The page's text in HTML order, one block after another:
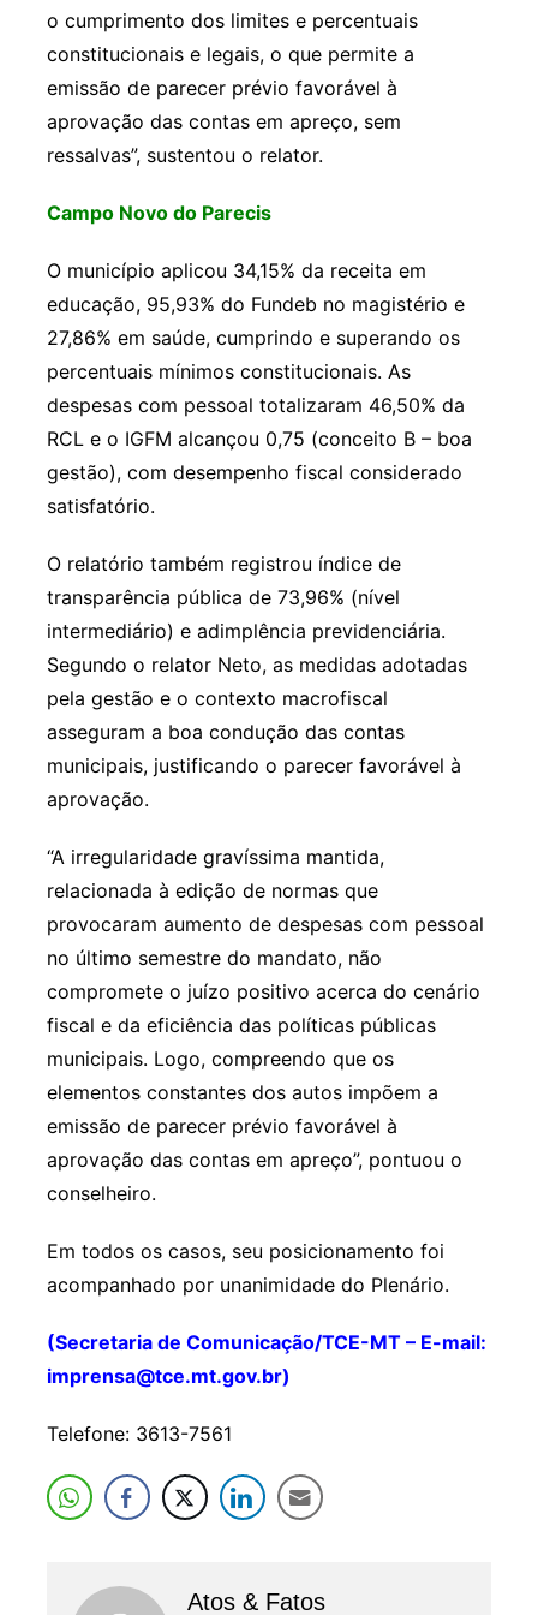
o cumprimento dos limites e percentuais
constitucionais e legais, o que permite a
emissão de parecer prévio favorável à
aprovação das contas em apreço, sem
ressalvas”, sustentou o relator.
Campo Novo do Parecis
O município aplicou 34,15% da receita em
educação, 95,93% do Fundeb no magistério e
27,86% em saúde, cumprindo e superando os
percentuais mínimos constitucionais. As
despesas com pessoal totalizaram 46,50% da
RCL e o IGFM alcançou 0,75 (conceito B – boa
gestão), com desempenho fiscal considerado
satisfatório.
O relatório também registrou índice de
transparência pública de 73,96% (nível
intermediário) e adimplência previdenciária.
Segundo o relator Neto, as medidas adotadas
pela gestão e o contexto macrofiscal
asseguram a boa condução das contas
municipais, justificando o parecer favorável à
aprovação.
“A irregularidade gravíssima mantida,
relacionada à edição de normas que
provocaram aumento de despesas com pessoal
no último semestre do mandato, não
compromete o juízo positivo acerca do cenário
fiscal e da eficiência das políticas públicas
municipais. Logo, compreendo que os
elementos constantes dos autos impõem a
emissão de parecer prévio favorável à
aprovação das contas em apreço”, pontuou o
conselheiro.
Em todos os casos, seu posicionamento foi
acompanhado por unanimidade do Plenário.
(Secretaria de Comunicação/TCE-MT – E-mail:
imprensa@tce.mt.gov.br)
Telefone: 3613-7561
Atos & Fatos